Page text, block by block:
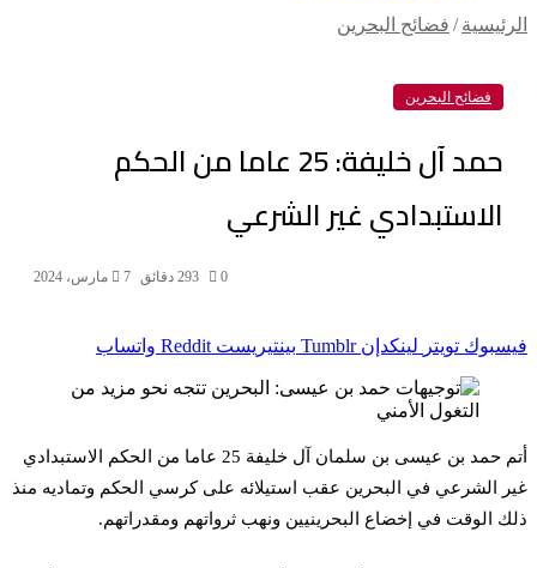
الرئيسية /فضائح البحرين
فضائح البحرين
حمد آل خليفة: 25 عاما من الحكم
الاستبدادي غير الشرعي
7 مارس، 2024 0
932 دقائق
فيسبوك تويتر لينكدإن بينتيريست واتساب
أتم حمد بن عيسى بن سلمان آل خليفة 25 عاما من الحكم الاستبدادي
غير الشرعي في البحرين عقب استيلائه على كرسي الحكم وتماديه منذ
ذلك الوقت في إخضاع البحرينيين ونهب ثرواتهم ومقدراتهم.